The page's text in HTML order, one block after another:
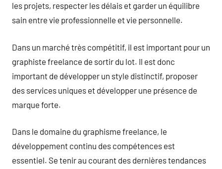
les projets, respecter les délais et garder un équilibre
sain entre vie professionnelle et vie personnelle.
Dans un marché très compétitif, il est important pour un
graphiste freelance de sortir du lot. Il est donc
important de développer un style distinctif, proposer
des services uniques et développer une présence de
marque forte.
Dans le domaine du graphisme freelance, le
développement continu des compétences est
essentiel. Se tenir au courant des dernières tendances